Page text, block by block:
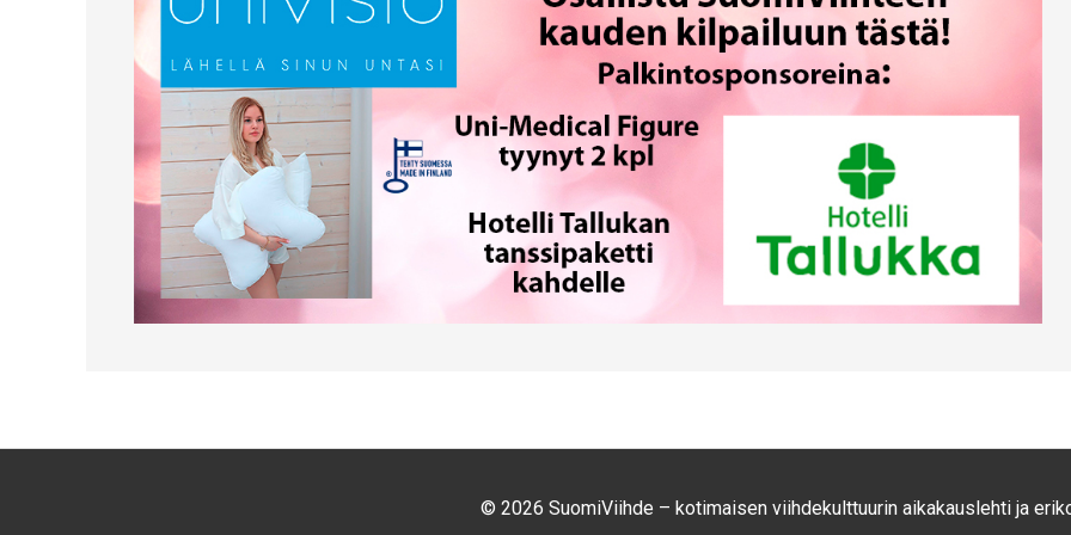
© 2026 SuomiViihde – kotimaisen viihdekulttuurin aikakauslehti ja